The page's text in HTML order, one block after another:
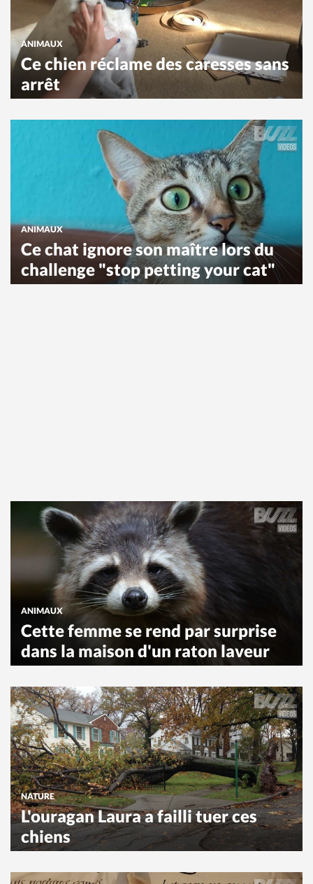
ANIMAUX
Ce chien réclame des caresses sans
arrêt
ANIMAUX
Ce chat ignore son maître lors du
challenge "stop petting your cat"
ANIMAUX
Cette femme se rend par surprise
dans la maison d'un raton laveur
NATURE
L'ouragan Laura a failli tuer ces
chiens